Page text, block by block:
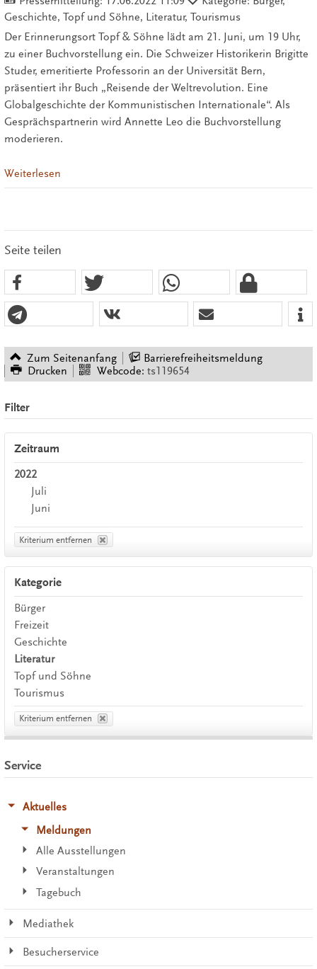
Geschichte, Topf und Söhne, Literatur, Tourismus
Der Erinnerungsort Topf & Söhne lädt am 21. Juni, um 19 Uhr,
zu einer Buchvorstellung ein. Die Schweizer Historikerin Brigitte
Studer, emeritierte Professorin an der Universität Bern,
präsentiert ihr Buch „Reisende der Weltrevolution. Eine
Globalgeschichte der Kommunistischen Internationale“. Als
Gesprächspartnerin wird Annette Leo die Buchvorstellung
moderieren.
Weiterlesen
Seite teilen
Zum Seitenanfang
Barrierefreiheitsmeldung
Drucken
Webcode: ts119654
Filter
Zeitraum
2022
Juli
Juni
Kriterium entfernen
Kategorie
Bürger
Freizeit
Geschichte
Literatur
Topf und Söhne
Tourismus
Kriterium entfernen
Service
Aktuelles
Meldungen
Alle Ausstellungen
Veranstaltungen
Tagebuch
Mediathek
Besucherservice